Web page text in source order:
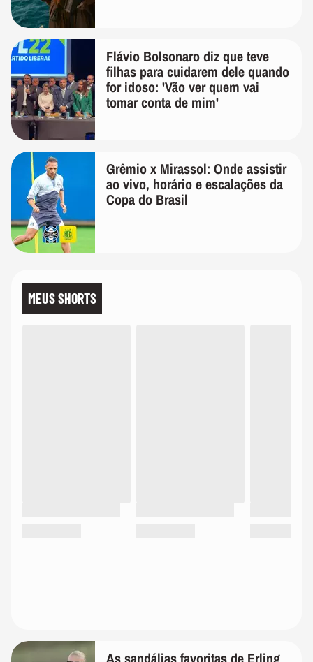
Flávio Bolsonaro diz que teve
filhas para cuidarem dele quando
for idoso: 'Vão ver quem vai
tomar conta de mim'
Grêmio x Mirassol: Onde assistir
ao vivo, horário e escalações da
Copa do Brasil
MEUS SHORTS
As sandálias favoritas de Erling